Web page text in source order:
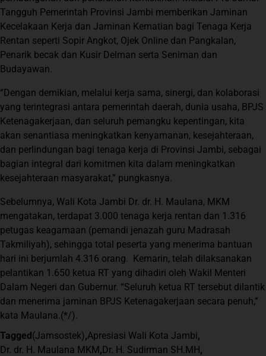
Tangguh Pemerintah Provinsi Jambi memberikan Jaminan
Kecelakaan Kerja dan Jaminan Kematian bagi Tenaga Kerja
Rentan seperti Sopir Angkot, Ojek Online dan Pangkalan,
Penarik becak dan Kusir Delman serta Seniman dan
Budayawan.
“Dengan demikian, melalui kerja sama, sinergi, dan kolaborasi
yang terintegrasi antara pemerintah daerah, dunia usaha, BPJS
Ketenagakerjaan, dan seluruh pemangku kepentingan, kita
akan senantiasa meningkatkan kenyamanan, kesejahteraan,
dan perlindungan bagi tenaga kerja di Provinsi Jambi, sebagai
bagian integral dari komitmen kita dalam meningkatkan
kesejahteraan masyarakat,” pungkasnya.
Sebelumnya, Wali Kota Jambi Dr. dr. H. Maulana, MKM
mengatakan, terdapat 3.000 tenaga kerja rentan dan 1.316
petugas keagamaan (pemandi jenazah guru Madrasah
Takmiliyah), sehingga total peserta yang menerima bantuan
hari ini berjumlah 4.316 orang. Kemarin, telah dilaksanakan
pelantikan 1.650 ketua RT yang dihadiri oleh Wakil Menteri
Dalam Negeri dan Gubernur. “Seluruh ketua RT tersebut dilantik
dan menerima jaminan BPJS Ketenagakerjaan secara penuh,”
kata Maulana.(*/).
Tagged(Jamsostek),Apresiasi Wali Kota Jambi,
Dr. dr. H. Maulana MKM,Dr. H. Sudirman SH.MH,